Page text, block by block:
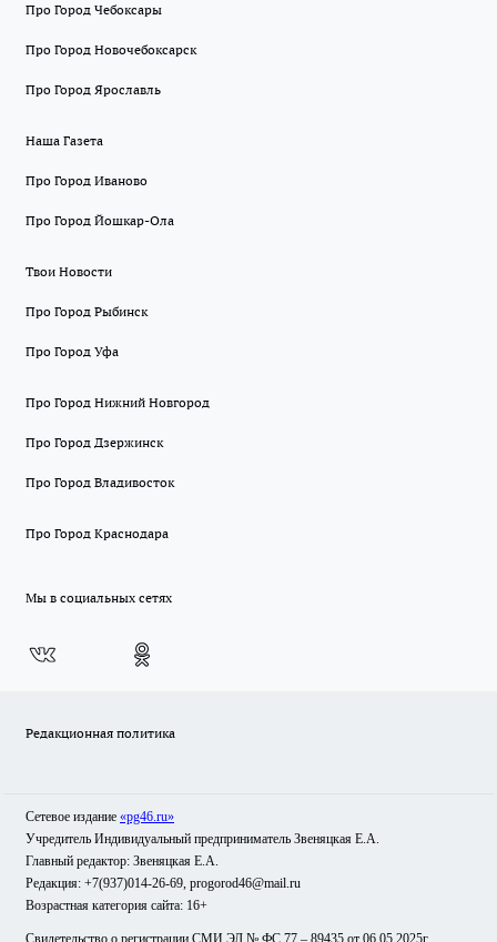
Про Город Чебоксары
Про Город Новочебоксарск
Про Город Ярославль
Наша Газета
Про Город Иваново
Про Город Йошкар-Ола
Твои Новости
Про Город Рыбинск
Про Город Уфа
Про Город Нижний Новгород
Про Город Дзержинск
Про Город Владивосток
Про Город Краснодара
Мы в социальных сетях
Редакционная политика
Сетевое издание «pg46.ru»
Учредитель Индивидуальный предприниматель Звеняцкая Е.А.
Главный редактор: Звеняцкая Е.А.
Редакция: +7(937)014-26-69, progorod46@mail.ru
Возрастная категория сайта: 16+
Свидетельство о регистрации СМИ ЭЛ № ФС 77 – 89435 от 06.05.2025г.